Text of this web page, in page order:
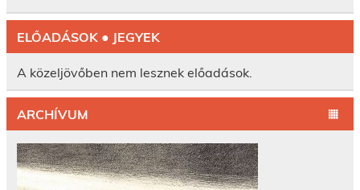
ELŐADÁSOK ● JEGYEK
A közeljövőben nem lesznek előadások.
ARCHÍVUM